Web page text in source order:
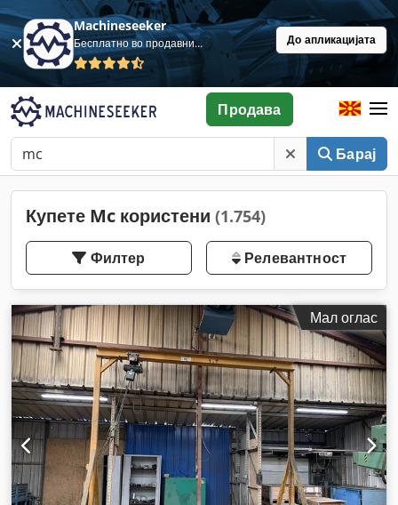
Machineseeker
Бесплатно во продавница До апликацијата
Барај
Продава
Купете Mc користени (1.754)
Филтер Релевантност
Мал оглас